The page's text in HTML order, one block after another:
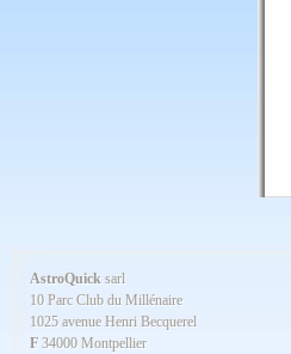
AstroQuick sarl
10 Parc Club du Millénaire
1025 avenue Henri Becquerel
F 34000 Montpellier